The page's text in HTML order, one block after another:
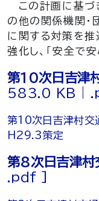
この計画に基づ
の他の関係機関・
に関する対策を推
強化し、「安全で
第10次日吉津
583.0 KB |
第10次日吉津村交
H29.3策定
第8次日吉津村
.pdf ]